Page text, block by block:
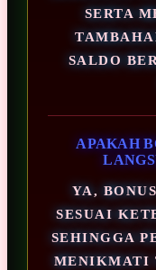
SERTA
SALDO
APAKAH
YA,
SESUAI
SEHINGGA
MENIKMATI